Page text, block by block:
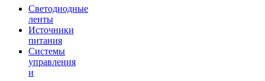
Светодиодные
ленты
Источники
питания
Системы
управления
и